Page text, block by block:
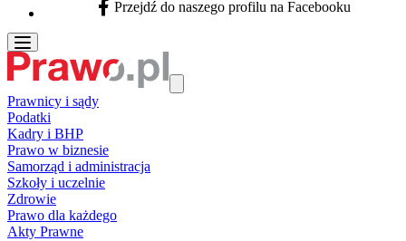
Facebook - otwiera się w nowej karcie
Przejdź do naszego profilu na Facebooku
Prawnicy i sądy
Podatki
Kadry i BHP
Prawo w biznesie
Samorząd i administracja
Szkoły i uczelnie
Zdrowie
Prawo dla każdego
Akty Prawne